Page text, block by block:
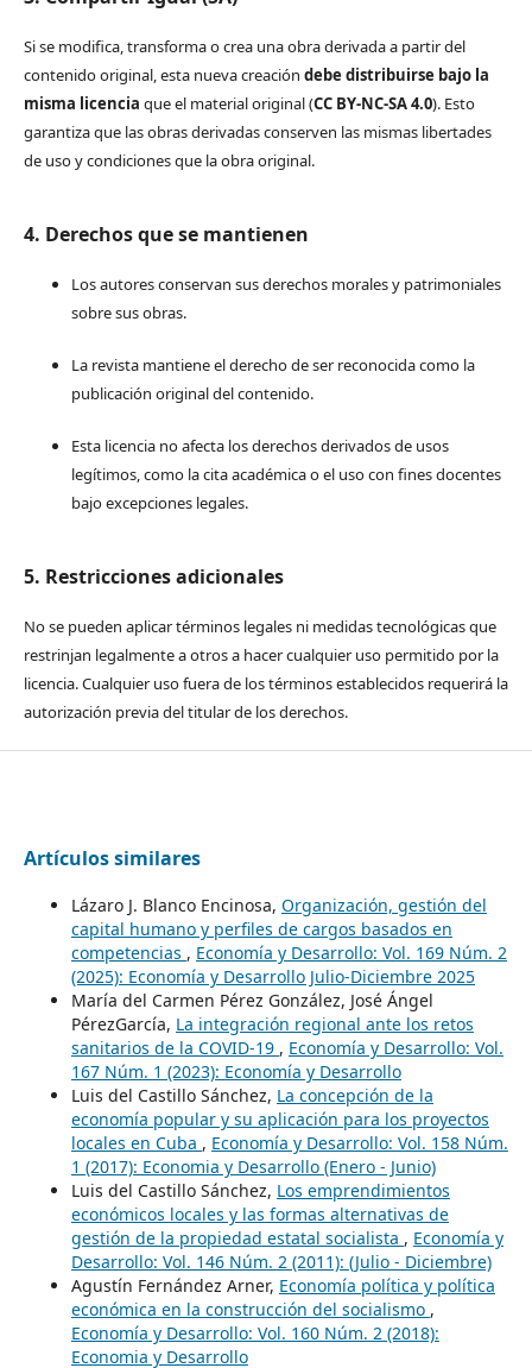
Si se modifica, transforma o crea una obra derivada a partir del
contenido original, esta nueva creación debe distribuirse bajo la
misma licencia que el material original (CC BY-NC-SA 4.0). Esto
garantiza que las obras derivadas conserven las mismas libertades
de uso y condiciones que la obra original.
4. Derechos que se mantienen
Los autores conservan sus derechos morales y patrimoniales
sobre sus obras.
La revista mantiene el derecho de ser reconocida como la
publicación original del contenido.
Esta licencia no afecta los derechos derivados de usos
legítimos, como la cita académica o el uso con fines docentes
bajo excepciones legales.
5. Restricciones adicionales
No se pueden aplicar términos legales ni medidas tecnológicas que
restrinjan legalmente a otros a hacer cualquier uso permitido por la
licencia. Cualquier uso fuera de los términos establecidos requerirá la
autorización previa del titular de los derechos.
Artículos similares
Lázaro J. Blanco Encinosa, Organización, gestión del
capital humano y perfiles de cargos basados en
competencias , Economía y Desarrollo: Vol. 169 Núm. 2
(2025): Economía y Desarrollo Julio-Diciembre 2025
María del Carmen Pérez González, José Ángel
PérezGarcía, La integración regional ante los retos
sanitarios de la COVID-19 , Economía y Desarrollo: Vol.
167 Núm. 1 (2023): Economía y Desarrollo
Luis del Castillo Sánchez, La concepción de la
economía popular y su aplicación para los proyectos
locales en Cuba , Economía y Desarrollo: Vol. 158 Núm.
1 (2017): Economia y Desarrollo (Enero - Junio)
Luis del Castillo Sánchez, Los emprendimientos
económicos locales y las formas alternativas de
gestión de la propiedad estatal socialista , Economía y
Desarrollo: Vol. 146 Núm. 2 (2011): (Julio - Diciembre)
Agustín Fernández Arner, Economía política y política
económica en la construcción del socialismo ,
Economía y Desarrollo: Vol. 160 Núm. 2 (2018):
Economia y Desarrollo